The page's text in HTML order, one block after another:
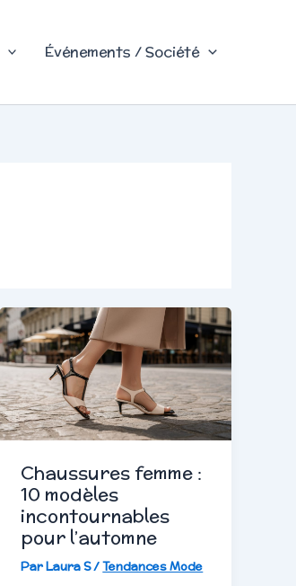
Événements / Société
Chaussures femme :
10 modèles
incontournables
pour l’automne
ParLaura S/Tendances Mode